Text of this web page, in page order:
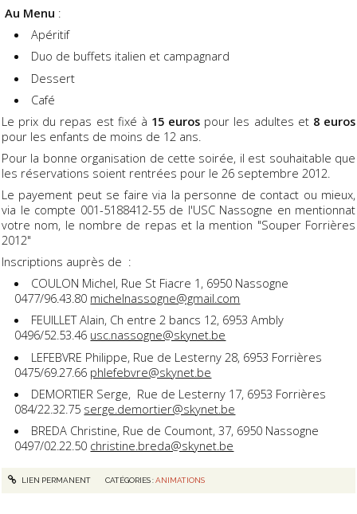
Au Menu :
Apéritif
Duo de buffets italien et campagnard
Dessert
Café
Le prix du repas est fixé à 15 euros pour les adultes et 8 euros
pour les enfants de moins de 12 ans.
Pour la bonne organisation de cette soirée, il est souhaitable que
les réservations soient rentrées pour le 26 septembre 2012.
Le payement peut se faire via la personne de contact ou mieux,
via le compte 001-5188412-55 de l'USC Nassogne en mentionnat
votre nom, le nombre de repas et la mention "Souper Forrières
2012"
Inscriptions auprès de :
COULON Michel, Rue St Fiacre 1, 6950 Nassogne
0477/96.43.80 michelnassogne@gmail.com
FEUILLET Alain, Ch entre 2 bancs 12, 6953 Ambly
0496/52.53.46 usc.nassogne@skynet.be
LEFEBVRE Philippe, Rue de Lesterny 28, 6953 Forrières
0475/69.27.66 phlefebvre@skynet.be
DEMORTIER Serge, Rue de Lesterny 17, 6953 Forrières
084/22.32.75 serge.demortier@skynet.be
BREDA Christine, Rue de Coumont, 37, 6950 Nassogne
0497/02.22.50 christine.breda@skynet.be
LIEN PERMANENT CATÉGORIES :ANIMATIONS